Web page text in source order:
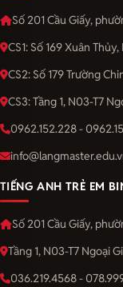
Số 201 Cầu Giấy,
CS1: Số 169 Xuân
CS2: Số 179 Trường
CS3: Tầng 1, N03-T7
0962.152.228 -
TIẾNG ANH TRẺ EM
Số 201 Cầu Giấy,
Tầng 1, N03-T7 Ngoại
036.219.4568 -